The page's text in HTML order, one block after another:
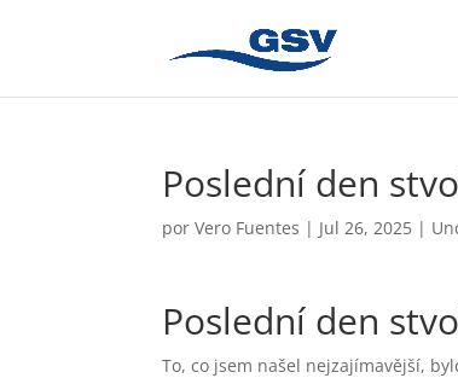
Poslední den
porVero Fuentes | Jul 26, 2025 |
Poslední den
To, co jsem našel nejzajímavější,